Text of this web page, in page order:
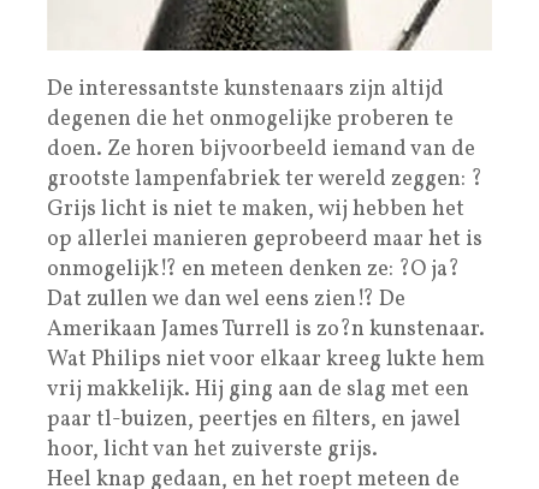
De interessantste kunstenaars zijn altijd
degenen die het onmogelijke proberen te
doen. Ze horen bijvoorbeeld iemand van de
grootste lampenfabriek ter wereld zeggen: ?
Grijs licht is niet te maken, wij hebben het
op allerlei manieren geprobeerd maar het is
onmogelijk!? en meteen denken ze: ?O ja?
Dat zullen we dan wel eens zien!? De
Amerikaan James Turrell is zo?n kunstenaar.
Wat Philips niet voor elkaar kreeg lukte hem
vrij makkelijk. Hij ging aan de slag met een
paar tl-buizen, peertjes en filters, en jawel
hoor, licht van het zuiverste grijs.
Heel knap gedaan, en het roept meteen de